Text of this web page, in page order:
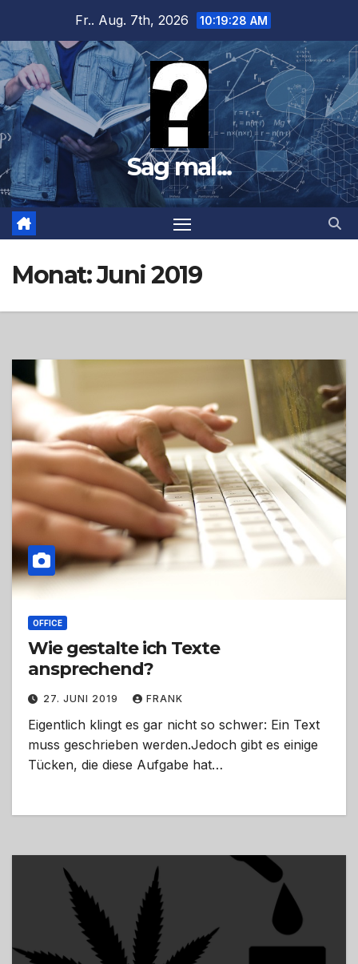
springen
Fr.. Aug. 7th, 2026 10:19:30 AM
Sag mal...
Monat:Juni 2019
OFFICE
Wie gestalte ich Texte
ansprechend?
27. JUNI 2019 FRANK
Eigentlich klingt es gar nicht so schwer: Ein Text
muss geschrieben werden.Jedoch gibt es einige
Tücken, die diese Aufgabe hat…